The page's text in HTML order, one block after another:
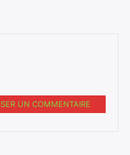
UN COMMENTAIRE